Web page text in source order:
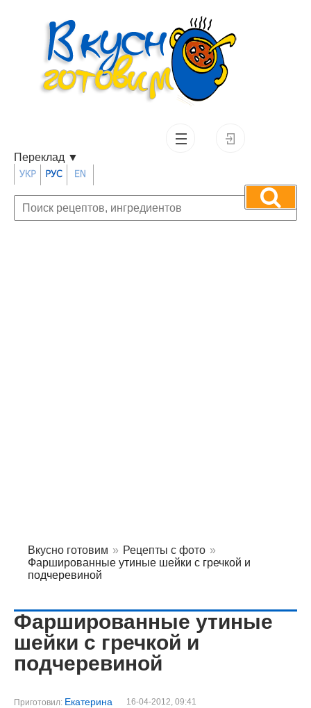
Переклад ▼
Вкусно готовим » Рецепты с фото »
Фаршированные утиные шейки с гречкой и
подчеревиной
Фаршированные утиные
шейки с гречкой и
подчеревиной
Приготовил: Екатерина 16-04-2012, 09:41